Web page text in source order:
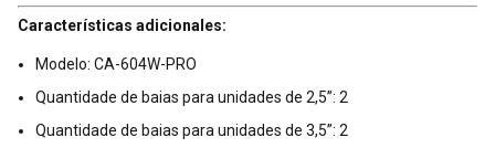
Características adicionales:
Modelo: CA-604W-PRO
Quantidade de baias para unidades de 2,5”: 2
Quantidade de baias para unidades de 3,5”: 2